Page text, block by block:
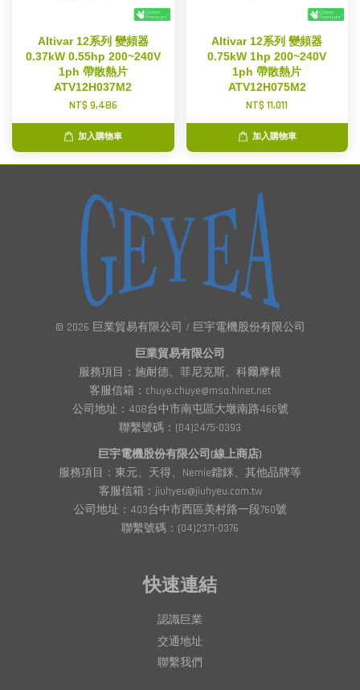
Altivar 12系列 變頻器
0.37kW 0.55hp 200~240V
1ph 帶散熱片
ATV12H037M2
NT$ 9,486
加入購物車
Altivar 12系列 變頻器
0.75kW 1hp 200~240V
1ph 帶散熱片
ATV12H075M2
NT$ 11,011
加入購物車
© 2026 巨業貿易有限公司 / 巨宇電機股份有限公司
巨業貿易有限公司
服務項目：施耐德、菲尼克斯、科爾摩根
客服信箱：chuye.chuye@msa.hinet.net
公司地址：408台中市南屯區大墩南路466號
聯繫號碼：(04)2475-0393
巨宇電機股份有限公司(線上商店)
服務項目：東元、天得、Nemie鐳銤、其他品牌等
客服信箱：jiuhyeu@jiuhyeu.com.tw
公司地址：403台中市西區美村路一段760號
聯繫號碼：(04)2371-0376
快速連結
認識巨業
交通地址
聯繫我們